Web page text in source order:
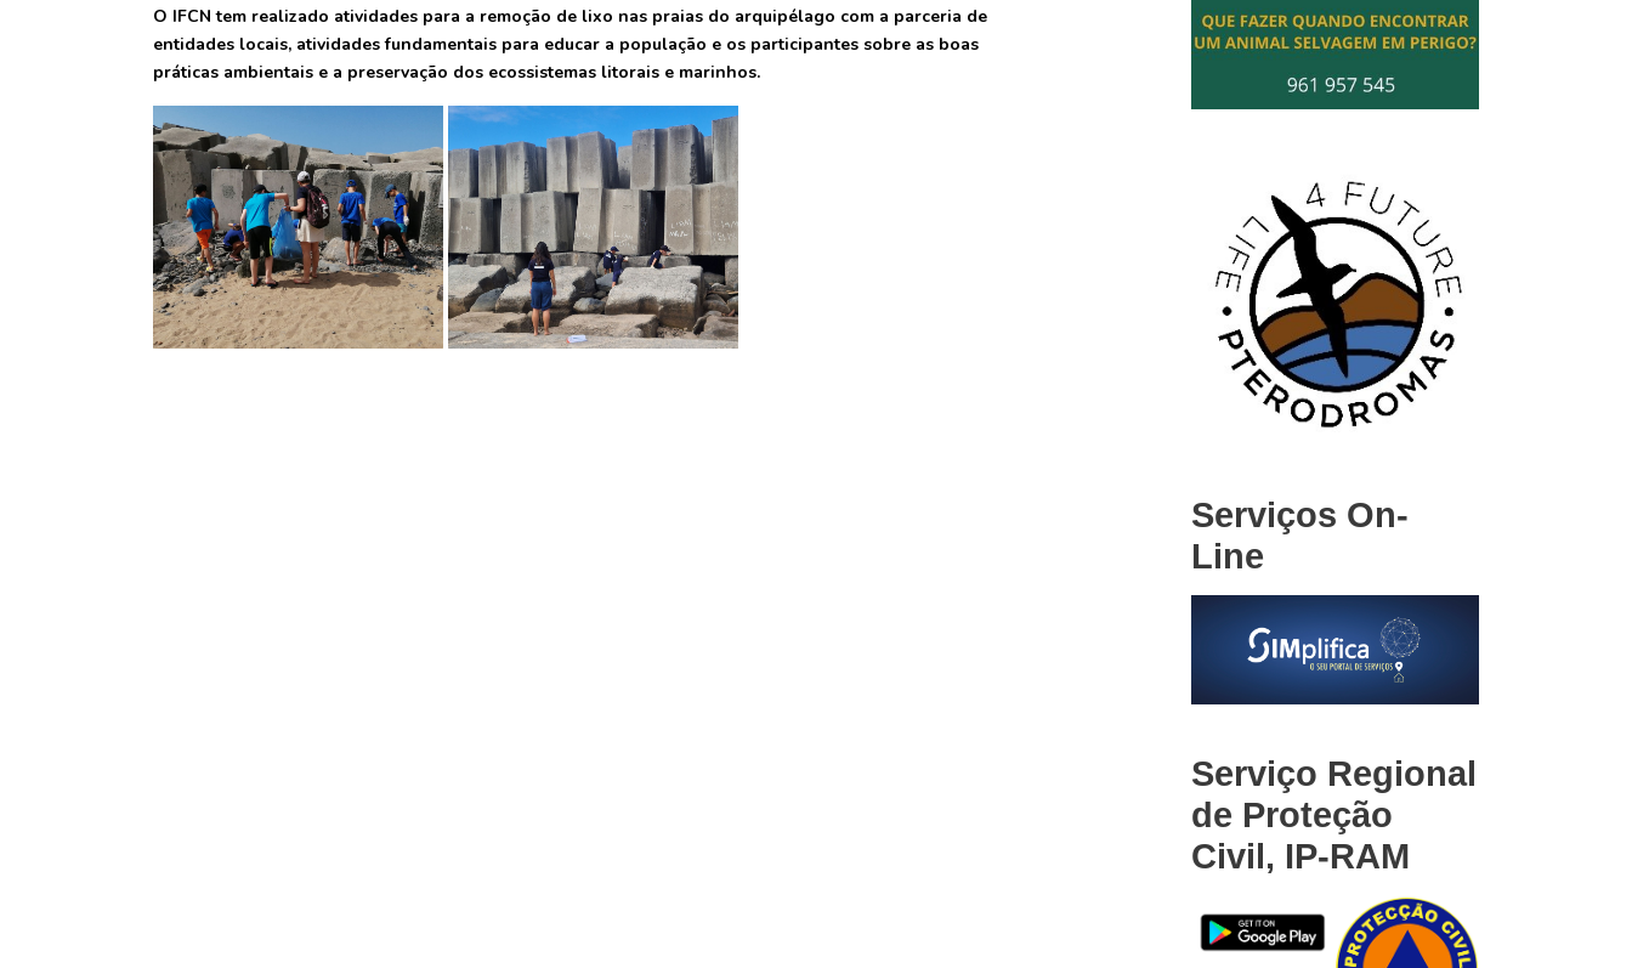
O IFCN tem realizado atividades para a remoção de lixo nas praias do arquipélago com a parceria de
entidades locais, atividades fundamentais para educar a população e os participantes sobre as boas
práticas ambientais e a preservação dos ecossistemas litorais e marinhos.
Serviços On-
Line
Serviço Regional
de Proteção
Civil, IP-RAM